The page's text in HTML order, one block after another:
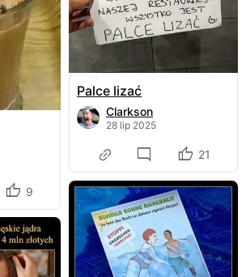
9
Palce lizać
Clarkson
28 lip 2025
21